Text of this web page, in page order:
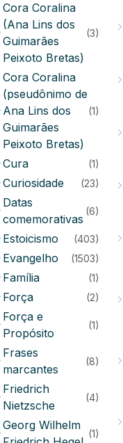
Cora Coralina
(Ana Lins dos
Guimarães
Peixoto Bretas)
(3)
Cora Coralina
(pseudônimo de
Ana Lins dos
Guimarães
Peixoto Bretas)
(1)
Cura (1)
Curiosidade (23)
Datas
comemorativas
(6)
Estoicismo (403)
Evangelho (1503)
Família (1)
Força (2)
Força e
Propósito
(1)
Frases
marcantes
(8)
Friedrich
Nietzsche
(4)
Georg Wilhelm
(1)